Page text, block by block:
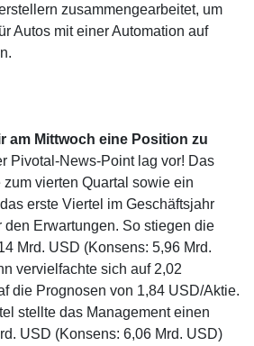
zusammengearbeitet, um
Autos mit einer Automation auf
am Mittwoch eine Position zu
Pivotal-News-Point lag vor! Das
vierten Quartal sowie ein
erste Viertel im Geschäftsjahr
den Erwartungen. So stiegen die
Mrd. USD (Konsens: 5,96 Mrd.
vervielfachte sich auf 2,02
die Prognosen von 1,84 USD/Aktie.
stellte das Management einen
USD (Konsens: 6,06 Mrd. USD)